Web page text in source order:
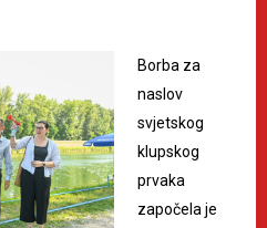
Borba za
naslov
svjetskog
klupskog
prvaka
započela je